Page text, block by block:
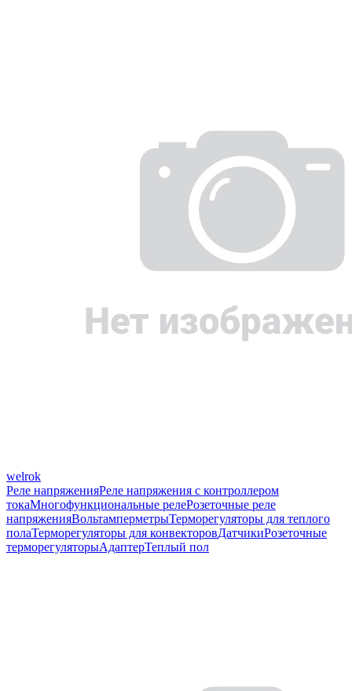
welrok
Реле напряженияРеле напряжения с контроллером
токаМногофункциональные релеРозеточные реле
напряженияВольтамперметрыТерморегуляторы для теплого
полаТерморегуляторы для конвекторовДатчикиРозеточные
терморегуляторыАдаптерТеплый пол